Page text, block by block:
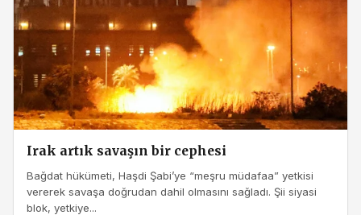
Irak artık savaşın bir cephesi
Bağdat hükümeti, Haşdi Şabi’ye “meşru müdafaa” yetkisi
vererek savaşa doğrudan dahil olmasını sağladı. Şii siyasi
blok, yetkiye...